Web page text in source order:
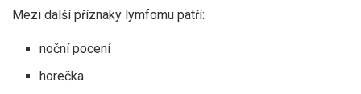
Mezi další příznaky lymfomu patří:
noční pocení
horečka